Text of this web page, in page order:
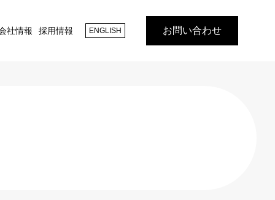
社情報 採用情報 ENGLISH お問い合わせ